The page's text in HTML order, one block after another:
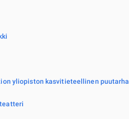
yliopiston kasvitieteellinen puutarha